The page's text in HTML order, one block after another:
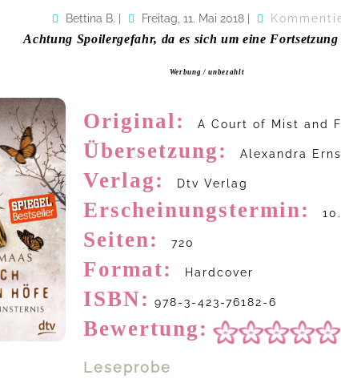
Bettina B. Freitag, 11. Mai 2018
Achtung Spoilergefahr, da es sich um eine
Werbung / unbezahlt
Original: A Court of Mist and
Übersetzung: Alexandra
Verlag: Dtv Verlag
Erscheinungstermin:
Seiten: 720
Format: Hardcover
ISBN: 978-3-423-76182-6
Bewertung:
Leseprobe